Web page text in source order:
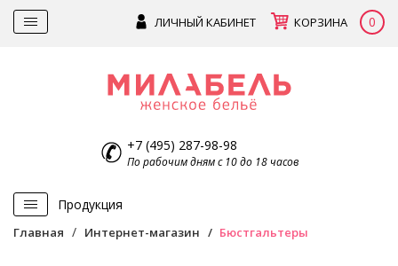
ЛИЧНЫЙ КАБИНЕТ КОРЗИНА 0
+7 (495) 287-98-98
По рабочим дням с 10 до 18 часов
Продукция
Главная Интернет-магазин Бюстгальтеры